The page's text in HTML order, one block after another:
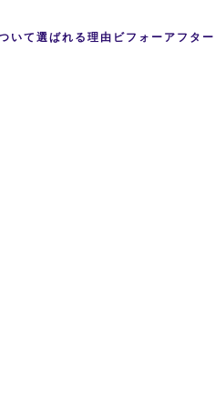
いて選ばれる理由 ビフォーアフター